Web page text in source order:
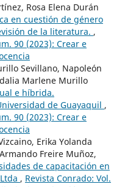
Rosa Elena Durán
en cuestión de género
de la literatura. ,
90 (2023): Crear e
Sevillano, Napoleón
Marlene Murillo
e híbrida.
de Guayaquil ,
90 (2023): Crear e
Erika Yolanda
Freire Muñoz,
de capacitación en
, Revista Conrado: Vol.